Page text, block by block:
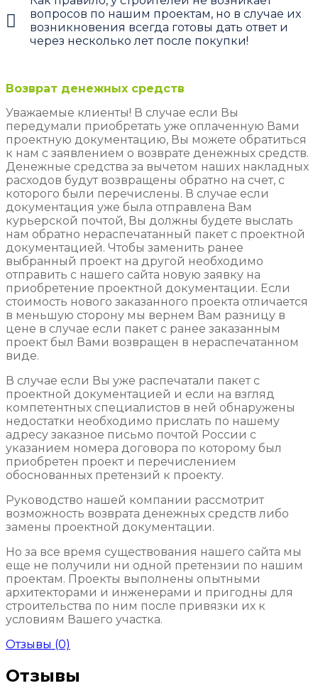
вопросов по нашим проектам, но в случае их
возникновения всегда готовы дать ответ и
через несколько лет после покупки!
Возврат денежных средств
Уважаемые клиенты! В случае если Вы
передумали приобретать уже оплаченную Вами
проектную документацию, Вы можете обратиться
к нам с заявлением о возврате денежных средств.
Денежные средства за вычетом наших накладных
расходов будут возвращены обратно на счет, с
которого были перечислены. В случае если
документация уже была отправлена Вам
курьерской почтой, Вы должны будете выслать
нам обратно нераспечатанный пакет с проектной
документацией. Чтобы заменить ранее
выбранный проект на другой необходимо
отправить с нашего сайта новую заявку на
приобретение проектной документации. Если
стоимость нового заказанного проекта отличается
в меньшую сторону мы вернем Вам разницу в
цене в случае если пакет с ранее заказанным
проект был Вами возвращен в нераспечатанном
виде.
В случае если Вы уже распечатали пакет с
проектной документацией и если на взгляд
компетентных специалистов в ней обнаружены
недостатки необходимо прислать по нашему
адресу заказное письмо почтой России с
указанием номера договора по которому был
приобретен проект и перечислением
обоснованных претензий к проекту.
Руководство нашей компании рассмотрит
возможность возврата денежных средств либо
замены проектной документации.
Но за все время существования нашего сайта мы
еще не получили ни одной претензии по нашим
проектам. Проекты выполнены опытными
архитекторами и инженерами и пригодны для
строительства по ним после привязки их к
условиям Вашего участка.
Отзывы (0)
Отзывы